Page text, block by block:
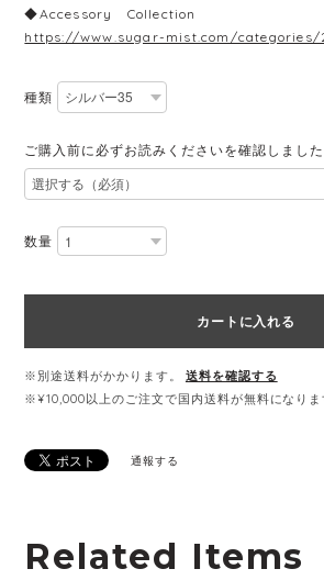
◆Accessory Collection
https://www.sugar-mist.com/categories/
種類
ご購入前に必ずお読みくださいを確認しました
数量
カートに入れる
※別途送料がかかります。
送料を確認する
※¥10,000以上のご注文で国内送料が無料になりま
通報する
Related Items